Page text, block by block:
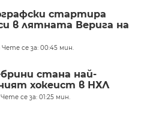
стартира
в лятната Верига на
Чете се за: 00:45 мин.
стана най-
хокеист в НХЛ
Чете се за: 01:25 мин.